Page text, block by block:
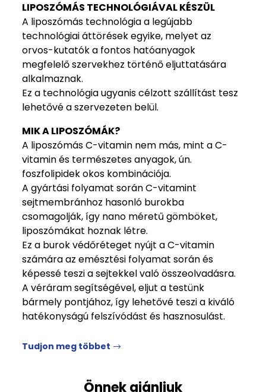
LIPOSZÓMÁS TECHNOLÓGIÁVAL KÉSZÜL
A liposzómás technológia a legújabb
technológiai áttörések egyike, melyet az
orvos-kutatók a fontos hatóanyagok
megfelelő szervekhez történő eljuttatására
alkalmaznak.
Ez a technológia ugyanis célzott szállítást tesz
lehetővé a szervezeten belül.
MIK A LIPOSZÓMÁK?
A liposzómás C-vitamin nem más, mint a C-
vitamin és természetes anyagok, ún.
foszfolipidek okos kombinációja.
A gyártási folyamat során C-vitamint
sejtmembránhoz hasonló burokba
csomagolják, így nano méretű gömböket,
liposzómákat hoznak létre.
Ez a burok védőréteget nyújt a C-vitamin
számára az emésztési folyamat során és
képessé teszi a sejtekkel való összeolvadásra.
A véráram segítségével, eljut a testünk
bármely pontjához, így lehetővé teszi a kiváló
hatékonyságú felszívódást és hasznosulást.
Tudjon meg többet
Önnek ajánljuk